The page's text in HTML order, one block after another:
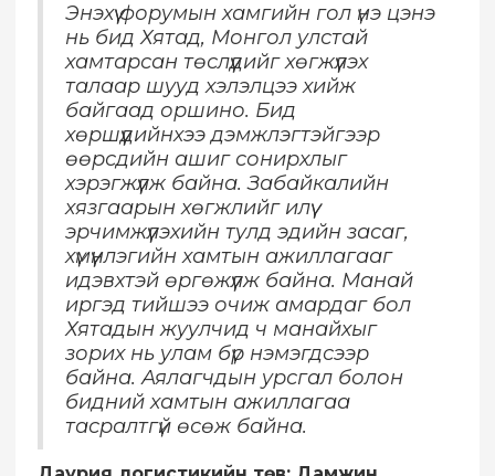
Энэхүү форумын хамгийн гол үнэ цэнэ
нь бид Хятад, Монгол улстай
хамтарсан төслүүдийг хөгжүүлэх
талаар шууд хэлэлцээ хийж
байгаад оршино. Бид
хөршүүдийнхээ дэмжлэгтэйгээр
өөрсдийн ашиг сонирхлыг
хэрэгжүүлж байна. Забайкалийн
хязгаарын хөгжлийг илүү
эрчимжүүлэхийн тулд эдийн засаг,
хүмүүнлэгийн хамтын ажиллагааг
идэвхтэй өргөжүүлж байна. Манай
иргэд тийшээ очиж амардаг бол
Хятадын жуулчид ч манайхыг
зорих нь улам бүр нэмэгдсээр
байна. Аялагчдын урсгал болон
бидний хамтын ажиллагаа
тасралтгүй өсөж байна.